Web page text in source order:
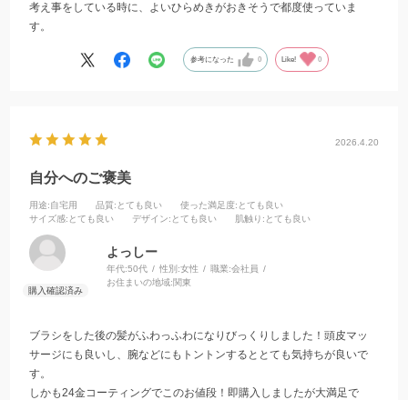
考え事をしている時に、よいひらめきがおきそうで都度使っていま
す。
参考になった 0 Like! 0
2026.4.20
自分へのご褒美
用途:自宅用 品質:とても良い 使った満足度:とても良い
サイズ感:とても良い デザイン:とても良い 肌触り :とても良い
よっしー
年代:50代 性別:女性 職業:会社員
お住まいの地域:関東
ブラシをした後の髪がふわっふわになりびっくりしました！頭皮マッ
サージにも良いし、腕などにもトントンするととても気持ちが良いで
す。
しかも24金コーティングでこのお値段！即購入しましたが大満足で